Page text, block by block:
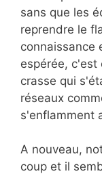
sans que les
reprendre le
connaissance
espérée, c'est
crasse qui
réseaux
s'enflamment
A nouveau,
coup et il